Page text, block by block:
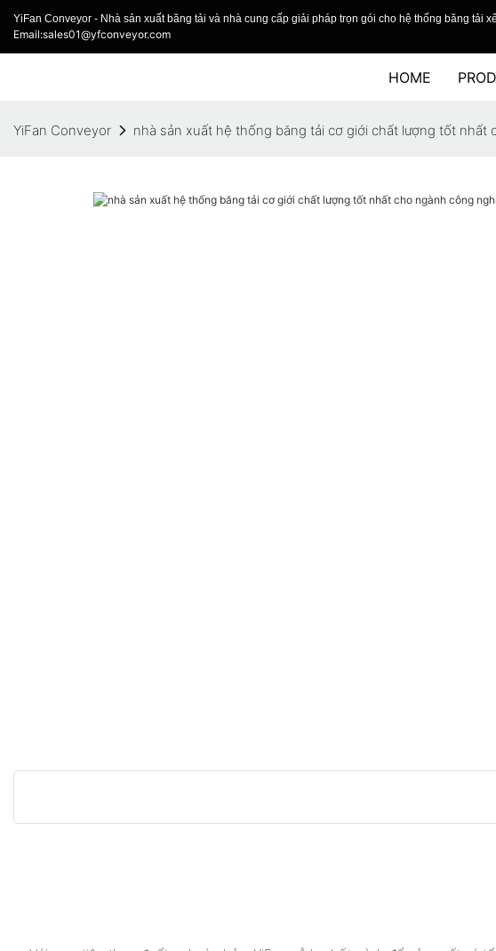
YiFan Conveyor - Nhà sản xuất băng tải và nhà cung cấp giải pháp trọn gói cho hệ thống băng tải
Email:sales01@yfconveyor.com
HOME
YiFan Conveyor nhà sản xuất hệ thống băng tải cơ giới chất lượng tốt nhất